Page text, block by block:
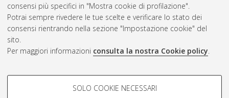
consensi più specifici in "Mostra cookie di profilazione".
Potrai sempre rivedere le tue scelte e verificare lo stato dei
consensi rientrando nella sezione "Impostazione cookie" del
sito.
Per maggiori informazioni consulta la nostra Cookie policy.
COOKIE DI PROFILAZIONE -
SOLO COOKIE NECESSARI
Rss 2.0
ISSN: 2038-7946
Impostazioni Cookie
Informativa sulla privacy